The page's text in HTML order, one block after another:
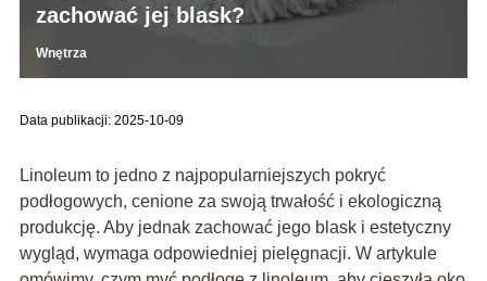
zachować jej blask?
Wnętrza
Data publikacji: 2025-10-09
Linoleum to jedno z najpopularniejszych pokryć
podłogowych, cenione za swoją trwałość i ekologiczną
produkcję. Aby jednak zachować jego blask i estetyczny
wygląd, wymaga odpowiedniej pielęgnacji. W artykule